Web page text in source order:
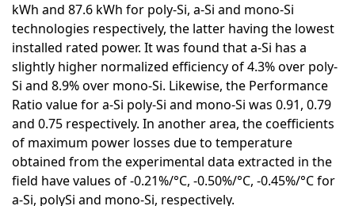
kWh and 87.6 kWh for poly-Si, a-Si and mono-Si
technologies respectively, the latter having the lowest
installed rated power. It was found that a-Si has a
slightly higher normalized efficiency of 4.3% over poly-
Si and 8.9% over mono-Si. Likewise, the Performance
Ratio value for a-Si poly-Si and mono-Si was 0.91, 0.79
and 0.75 respectively. In another area, the coefficients
of maximum power losses due to temperature
obtained from the experimental data extracted in the
field have values of -0.21%/°C, -0.50%/°C, -0.45%/°C for
a-Si, polySi and mono-Si, respectively.